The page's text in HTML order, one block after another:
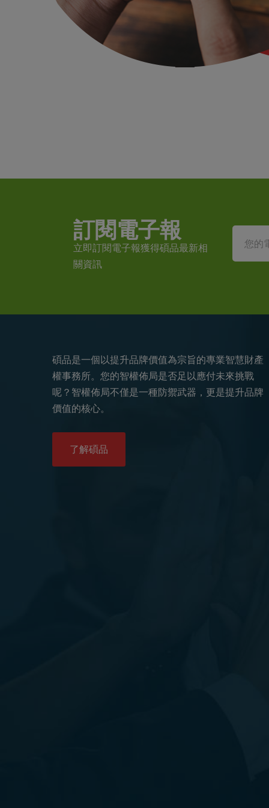
訂閱電子報
立即訂閱電子報獲得碩品最新相
關資訊
碩品是一個以提升品牌價值為宗旨的專業智慧財產
權事務所。您的智權佈局是否足以應付未來挑戰
呢？智權佈局不僅是一種防禦武器，更是提升品牌
價值的核心。
了解碩品